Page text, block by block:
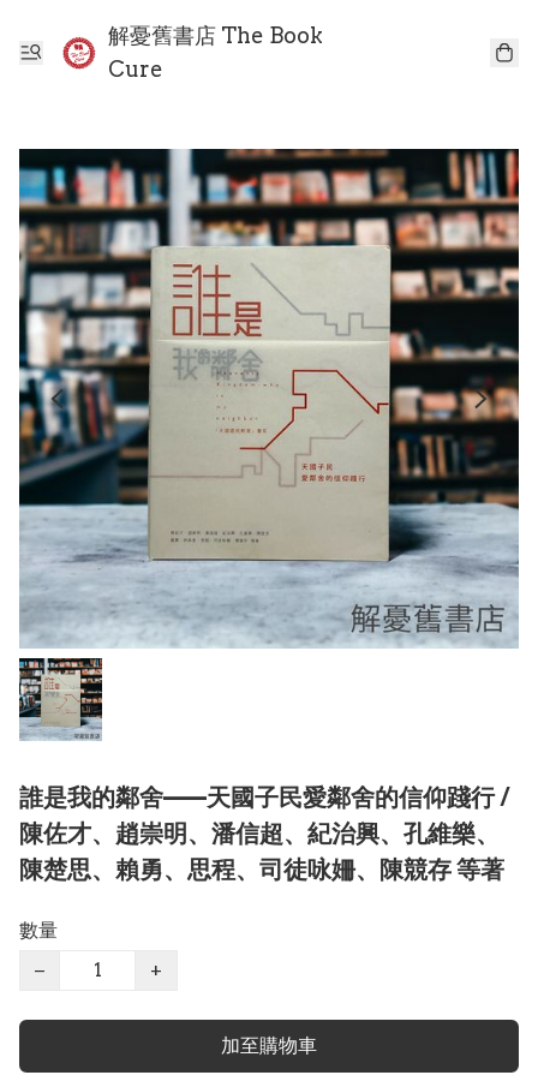
解憂舊書店 The Book
Cure
誰是我的鄰舍——天國子民愛鄰舍的信仰踐行 /
陳佐才、趙崇明、潘信超、紀治興、孔維樂、
陳楚思、賴勇、思程、司徒咏姍、陳競存 等著
數量
−
+
加至購物車